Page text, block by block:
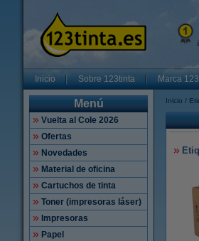
Inicio Sobre 123tinta Marca
Menú
Vuelta al Cole 2026
Ofertas
Novedades
Material de oficina
Cartuchos de tinta
Toner (impresoras láser)
Impresoras
Papel
Inicio